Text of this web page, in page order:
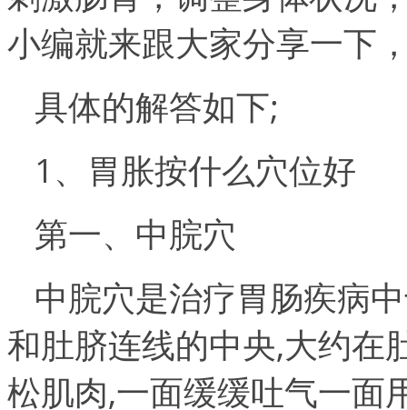
小编就来跟大家分享一下
具体的解答如下;
1、胃胀按什么穴位好
第一、中脘穴
中脘穴是治疗胃肠疾病
和肚脐连线的中央,大约在
松肌肉,一面缓缓吐气一面